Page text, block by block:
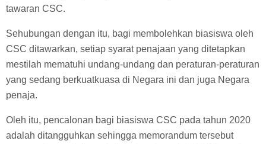
tawaran CSC.
Sehubungan dengan itu, bagi membolehkan biasiswa oleh
CSC ditawarkan, setiap syarat penajaan yang ditetapkan
mestilah mematuhi undang-undang dan peraturan-peraturan
yang sedang berkuatkuasa di Negara ini dan juga Negara
penaja.
Oleh itu, pencalonan bagi biasiswa CSC pada tahun 2020
adalah ditangguhkan sehingga memorandum tersebut